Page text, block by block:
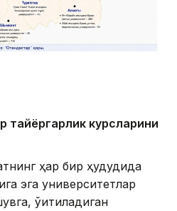
тайёргарлик курсларини
ҳар бир ҳудудида
эга университетлар
ўқитиладиган